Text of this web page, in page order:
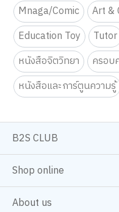
Mnaga/Comic
Art &
Education Toy
Tutor
หนังสือจิตวิทยา
ครอบ
หนังสือและการ์ตูนความรู้
B2S CLUB
Shop online
About us